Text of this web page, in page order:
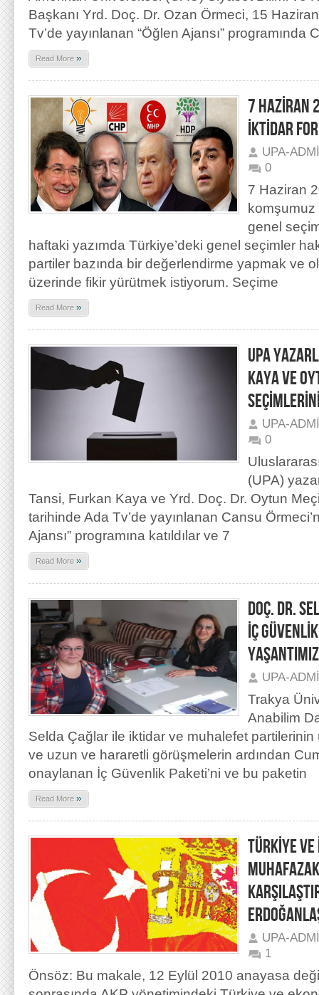
Başkanı Yrd. Doç. Dr. Ozan Örmeci, 15
Tv’de yayınlanan “Öğlen Ajansı” programında
Read More »
7 HAZİRAN
İKTİDAR
UPA-
0
7 Haziran
komşumuz
genel
haftaki yazımda Türkiye’deki genel seçimler
partiler bazında bir değerlendirme yapmak ve
üzerinde fikir yürütmek istiyorum. Seçime
Read More »
UPA
KAYA VE
UPA-
0
(UPA)
Tansi, Furkan Kaya ve Yrd. Doç. Dr. Oytun
tarihinde Ada Tv’de yayınlanan Cansu
Ajansı” programına katıldılar ve 7
Read More »
DOÇ. DR.
İÇ
UPA-
Trakya
Anabilim
Selda Çağlar ile iktidar ve muhalefet partilerinin
ve uzun ve hararetli görüşmelerin ardından
onaylanan İç Güvenlik Paketi’ni ve bu paketin
Read More »
TÜRKİYE
UPA-
1
Önsöz: Bu makale, 12 Eylül 2010 anayasa